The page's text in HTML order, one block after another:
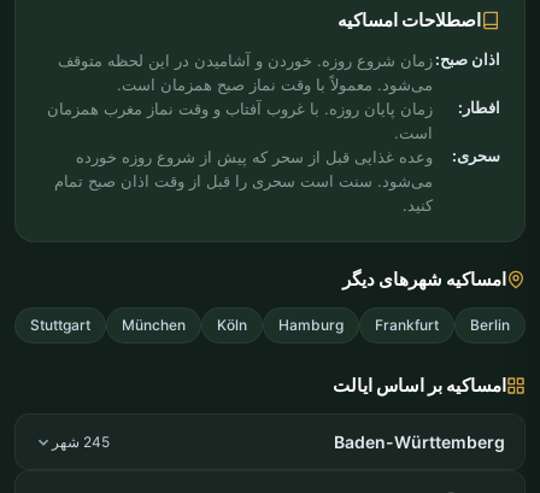
اصطلاحات امساکیه
اذان صبح:زمان شروع روزه. خوردن و آشامیدن در این لحظه متوقف
می‌شود. معمولاً با وقت نماز صبح همزمان است.
افطار:
زمان پایان روزه. با غروب آفتاب و وقت نماز مغرب همزمان
است.
سحری:
وعده غذایی قبل از سحر که پیش از شروع روزه خورده
می‌شود. سنت است سحری را قبل از وقت اذان صبح تمام
کنید.
امساکیه شهرهای دیگر
Berlin
Frankfurt
Hamburg
Köln
München
Stuttgart
امساکیه بر اساس ایالت
Baden-Württemberg 245 شهر